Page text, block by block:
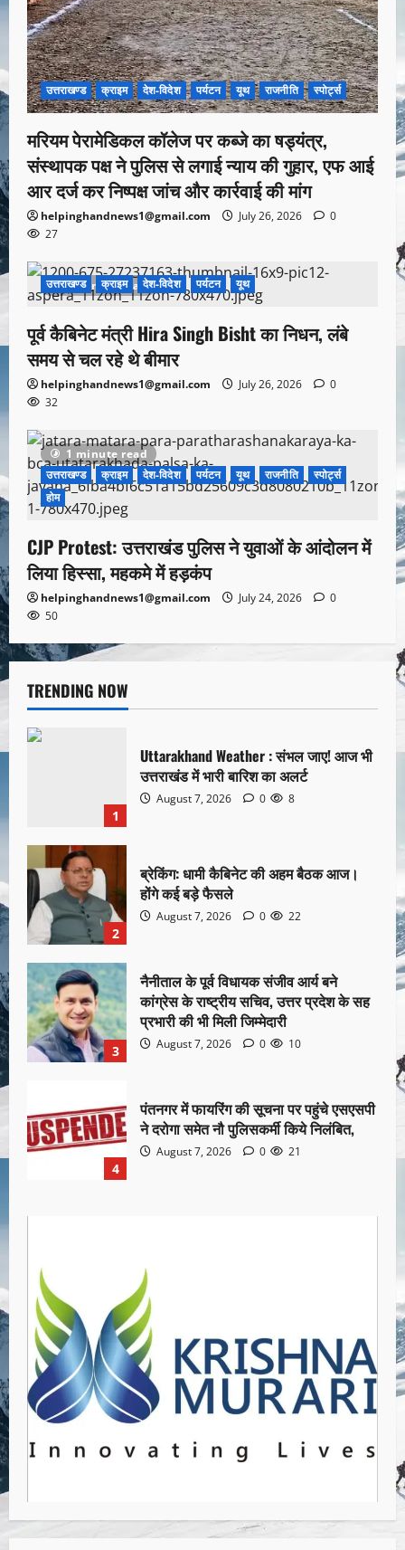
उत्तराखण्ड क्राइम देश-विदेश पर्यटन यूथ राजनीति स्पोर्ट्स
मरियम पेरामेडिकल कॉलेज पर कब्जे का षड्यंत्र,
संस्थापक पक्ष ने पुलिस से लगाई न्याय की गुहार, एफ आई
आर दर्ज कर निष्पक्ष जांच और कार्रवाई की मांग
helpinghandnews1@gmail.com July 26, 2026
0
27
1 minute read
उत्तराखण्ड क्राइम देश-विदेश पर्यटन यूथ
पूर्व कैबिनेट मंत्री Hira Singh Bisht का निधन, लंबे
समय से चल रहे थे बीमार
helpinghandnews1@gmail.com July 26, 2026
0
32
1 minute read
उत्तराखण्ड
क्राइम देश-विदेश पर्यटन यूथ राजनीति
स्पोर्ट्स
होम
CJP Protest: उत्तराखंड पुलिस ने युवाओं के आंदोलन में
लिया हिस्सा, महकमे में हड़कंप
helpinghandnews1@gmail.com July 24, 2026
0
50
TRENDING NOW
1
Uttarakhand Weather : संभल जाए! आज भी
उत्तराखंड में भारी बारिश का अलर्ट
August 7, 2026 0 8
2
ब्रेकिंग: धामी कैबिनेट की अहम बैठक आज।
होंगे कई बड़े फैसले
August 7, 2026 0 22
3
नैनीताल के पूर्व विधायक संजीव आर्य बने
कांग्रेस के राष्ट्रीय सचिव, उत्तर प्रदेश के सह
प्रभारी की भी मिली जिम्मेदारी
August 7, 2026 0 10
4
पंतनगर में फायरिंग की सूचना पर पहुंचे एसएसपी
ने दरोगा समेत नौ पुलिसकर्मी किये निलंबित,
August 7, 2026 0 21